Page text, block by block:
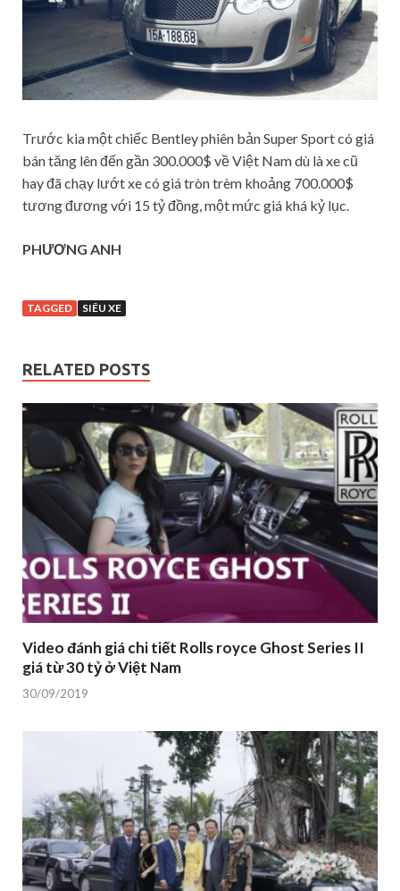
Trước kia một chiếc Bentley phiên bản Super Sport có giá
bán tăng lên đến gần 300.000$ về Việt Nam dù là xe cũ
hay đã chạy lướt xe có giá tròn trèm khoảng 700.000$
tương đương với 15 tỷ đồng, một mức giá khá kỷ lục.
PHƯƠNG ANH
TAGGED SIÊU XE
RELATED POSTS
Video đánh giá chi tiết Rolls royce Ghost Series II
giá từ 30 tỷ ở Việt Nam
30/09/2019